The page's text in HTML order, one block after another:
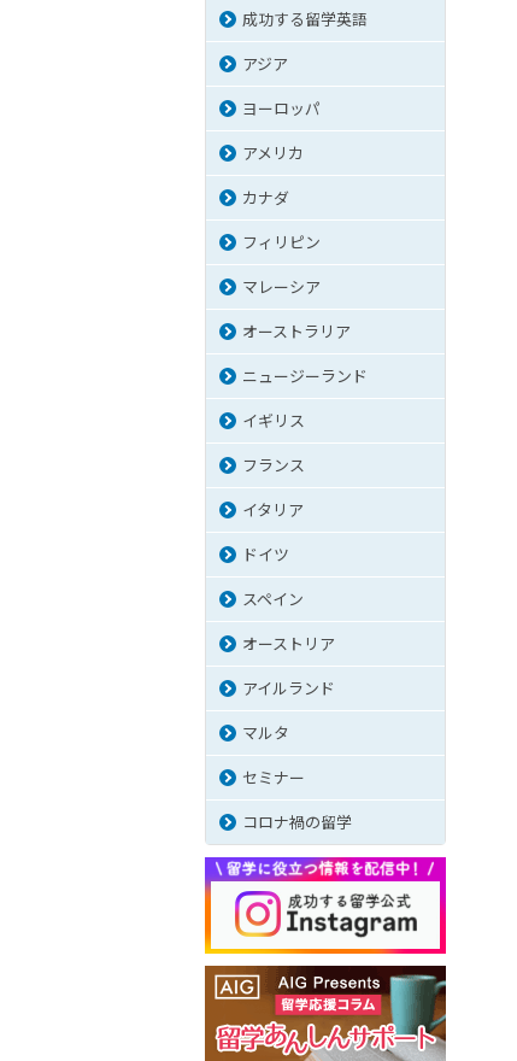
成功する留学英語
アジア
ヨーロッパ
アメリカ
カナダ
フィリピン
マレーシア
オーストラリア
ニュージーランド
イギリス
フランス
イタリア
ドイツ
スペイン
オーストリア
アイルランド
マルタ
セミナー
コロナ禍の留学